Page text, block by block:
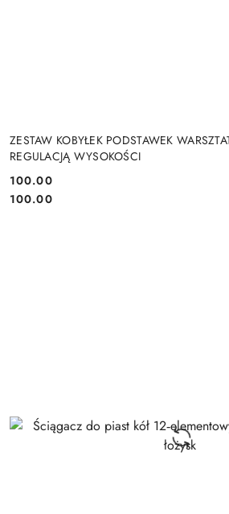
ZESTAW KOBYŁEK PODSTAWEK
REGULACJĄ WYSOKOŚCI
Cena:
100.00
Cena:
100.00